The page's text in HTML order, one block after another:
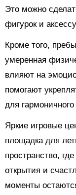
Это можно
фигурок и
Кроме того,
умеренная
влияют на
помогают
для
Яркие игровые
площадка для
пространство,
открытия и
моменты